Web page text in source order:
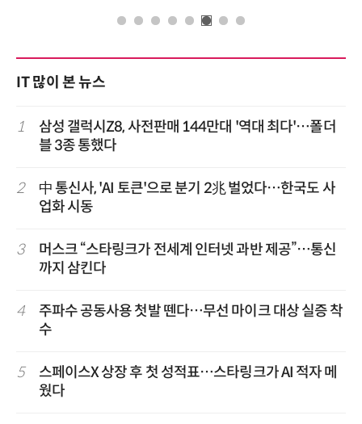
IT 많이 본 뉴스
1
삼성 갤럭시Z8, 사전판매 144만대 '역대 최다'…폴더
블 3종 통했다
2
中 통신사, 'AI 토큰'으로 분기 2兆 벌었다…한국도 사
업화 시동
3
머스크 “스타링크가 전세계 인터넷 과반 제공”…통신
까지 삼킨다
4
주파수 공동사용 첫발 뗀다…무선 마이크 대상 실증 착
수
5
스페이스X 상장 후 첫 성적표…스타링크가 AI 적자 메
웠다